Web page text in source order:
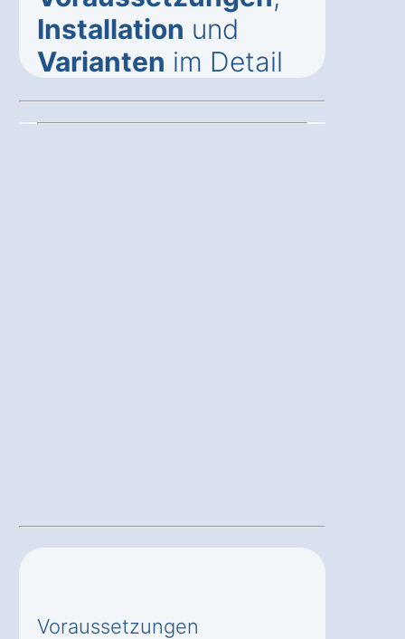
Installation und
Varianten im Detail
Voraussetzungen